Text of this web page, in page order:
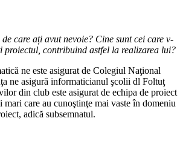
de care ați avut nevoie? Cine sunt cei care v-
proiectul, contribuind astfel la realizarea lui?
ne este asigurat de Colegiul Naţional
ne asigură informaticianul şcolii dl Foltuţ
din club este asigurat de echipa de proiect
care au cunoştinţe mai vaste în domeniu
adică subsemnatul.